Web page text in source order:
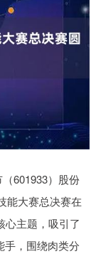
601933）股份
能大赛总决赛在
心主题，吸引了
手，围绕肉类分